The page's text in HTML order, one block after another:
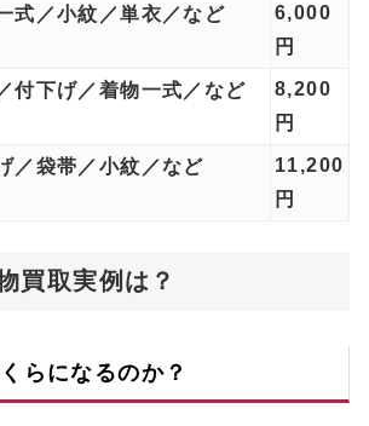
式／小紋／単衣／など
6,000
円
付下げ／着物一式／など
8,200
円
／袋帯／小紋／など
11,200
円
買取実例は？
らになるのか？